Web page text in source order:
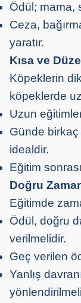
Ödül; mama,
Ceza,
yaratır.
Kısa ve
Köpeklerin
köpeklerde
Uzun
Günde birkaç
idealdir.
Eğitim
Doğru
Eğitimde
Ödül, doğru
verilmelidir.
Geç verilen
Yanlış